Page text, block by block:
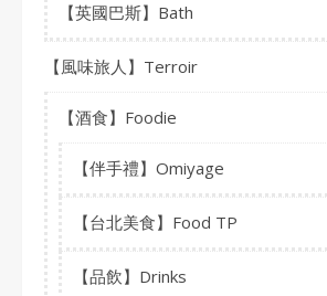
【英國巴斯】Bath
【風味旅人】Terroir
【酒食】Foodie
【伴手禮】Omiyage
【台北美食】Food TP
【品飲】Drinks